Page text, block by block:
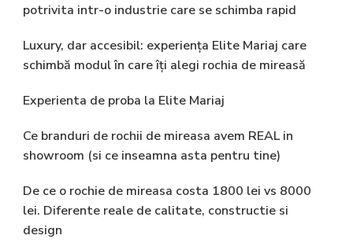
potrivita intr-o industrie care se schimba rapid
Luxury, dar accesibil: experiența Elite Mariaj care
schimbă modul în care îți alegi rochia de mireasă
Experienta de proba la Elite Mariaj
Ce branduri de rochii de mireasa avem REAL in
showroom (si ce inseamna asta pentru tine)
De ce o rochie de mireasa costa 1800 lei vs 8000
lei. Diferente reale de calitate, constructie si
design